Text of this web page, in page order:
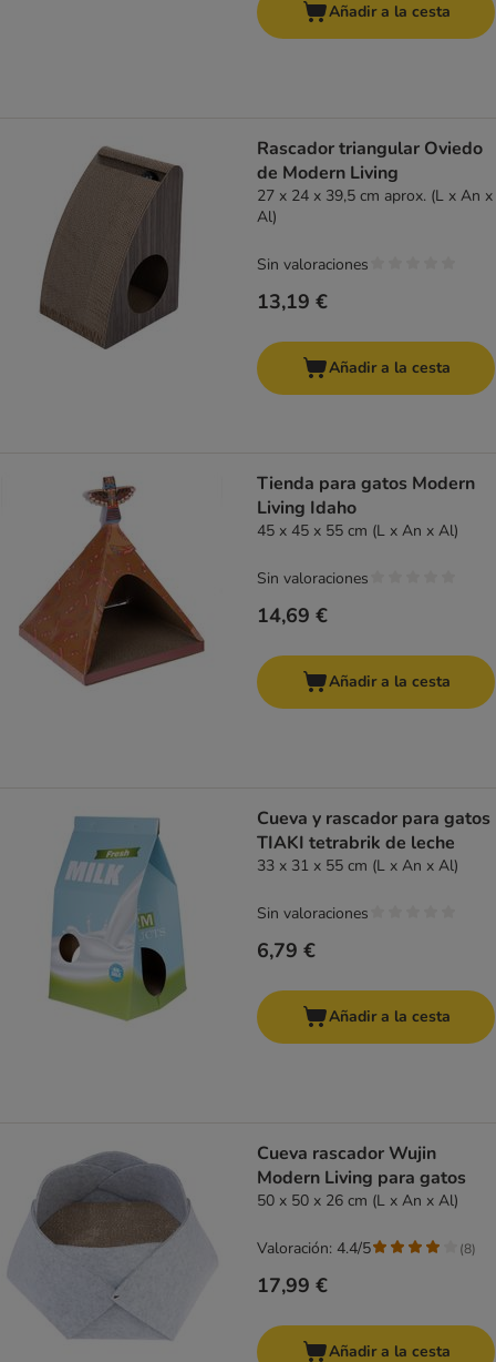
Añadir a la cesta
Rascador triangular Oviedo
de Modern Living
27 x 24 x 39,5 cm aprox. (L x An x
Al)
13,19 €
Sin valoraciones
Añadir a la cesta
Tienda para gatos Modern
Living Idaho
45 x 45 x 55 cm (L x An x Al)
14,69 €
Sin valoraciones
Añadir a la cesta
Cueva y rascador para gatos
TIAKI tetrabrik de leche
33 x 31 x 55 cm (L x An x Al)
6,79 €
Sin valoraciones
Añadir a la cesta
Cueva rascador Wujin
Modern Living para gatos
50 x 50 x 26 cm (L x An x Al)
17,99 €
Valoración: 4.4/5 (8)
Añadir a la cesta